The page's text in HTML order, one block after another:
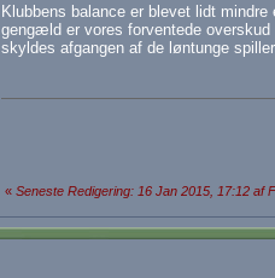
Klubbens balance er blevet lidt
gengæld er vores forventede
skyldes afgangen af de løntunge
« Seneste Redigering: 16 Jan 2015, 17:12 af